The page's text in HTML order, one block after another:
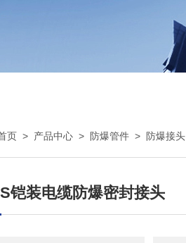
页 > 产品中心 > 防爆管件 > 防爆接头
铠装电缆防爆密封接头